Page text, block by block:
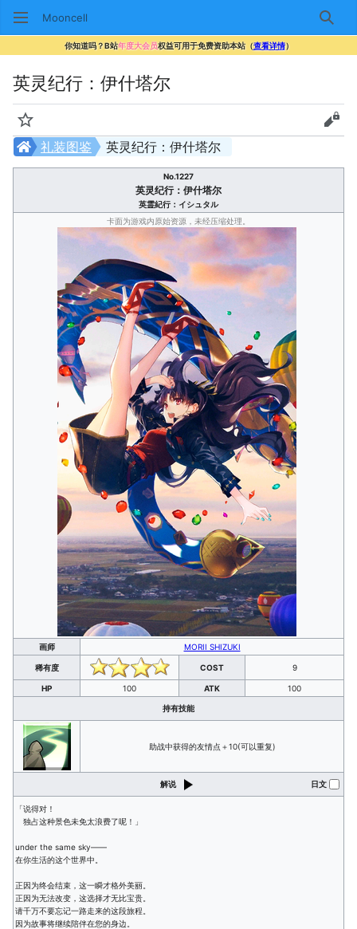
Mooncell 搜索
你知道吗？B站年度大会员权益可用于免费资助本站（查看详情）
英灵纪行：伊什塔尔
监视 查看
英灵纪行：伊什塔尔
礼装图鉴
No.1227
英灵纪行：伊什塔尔
英霊紀行：イシュタル
卡面为游戏内原始资源，未经压缩处理。
画师 MORII SHIZUKI
稀有度 COST 9
HP 100 ATK 100
持有技能
助战中获得的友情点＋10(可以重复)
解说 日文
「说得对！
独占这种景色未免太浪费了呢！」
under the same sky——
在你生活的这个世界中。
正因为终会结束，这一瞬才格外美丽。
正因为无法改变，这选择才无比宝贵。
请千万不要忘记一路走来的这段旅程。
因为故事将继续陪伴在您的身边。